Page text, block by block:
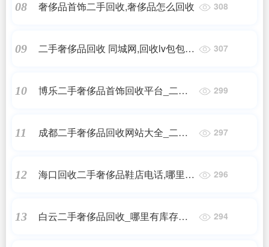
08 奢侈品首饰二手回收,奢侈品怎么回收 308
09
二手奢侈品回收 同城网,回收lv包包哪
307
10
博乐二手奢侈品首饰回收平台_二手
299
11
成都二手奢侈品回收网站大全_二手
297
12
海口回收二手奢侈品鞋店电话,哪里回
296
13
白云二手奢侈品回收_哪里有库存回
294